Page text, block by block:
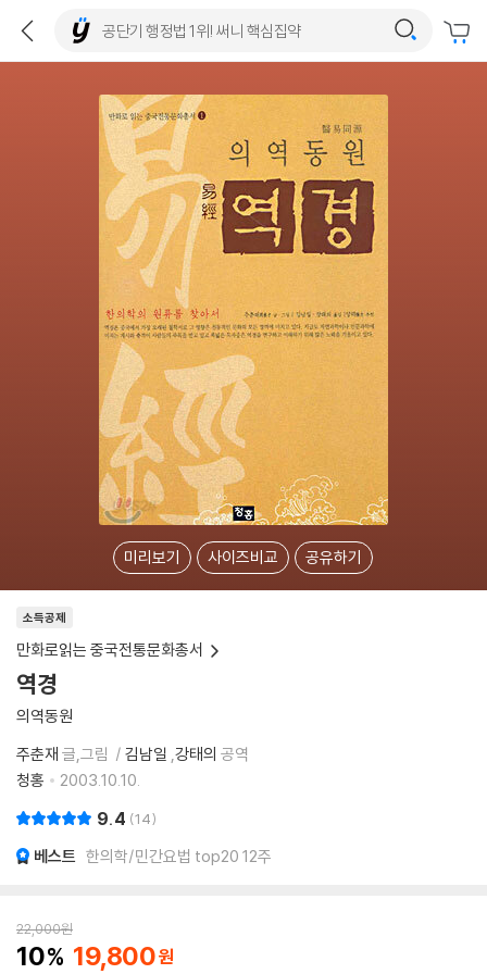
미리보기 사이즈비교 공유하기
소득공제
만화로읽는 중국전통문화총서
역경
의역동원
주춘재 글,그림 김남일 ,강태의 공역
청홍
2003.10.10.
9.4 14
베스트 한의학/민간요법 top20 12주
22,000원
10 19,800